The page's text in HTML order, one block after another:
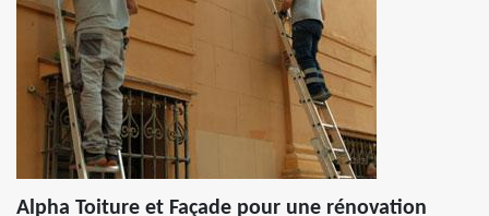
Alpha Toiture et Façade pour une rénovation